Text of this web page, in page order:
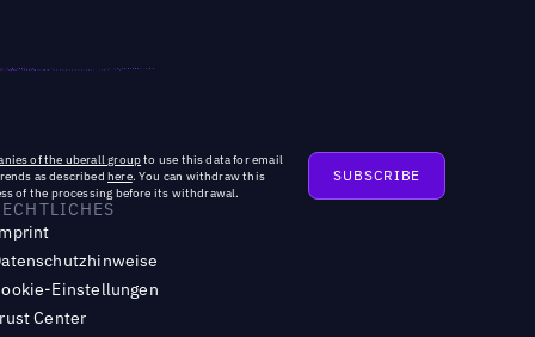
of the uberall groupto use this data for email
as described here. You can withdraw this
of the processing before its withdrawal.
Einstellungen
Center